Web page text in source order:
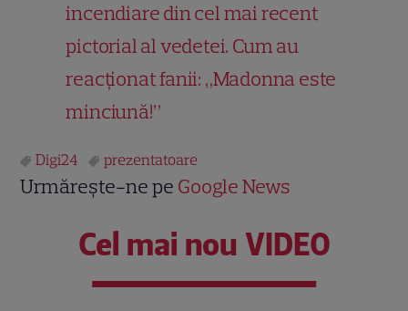
incendiare din cel mai recent
pictorial al vedetei. Cum au
reacționat fanii: „Madonna este
minciună!”
Digi24 prezentatoare
Urmărește-ne pe Google News
Cel mai nou VIDEO